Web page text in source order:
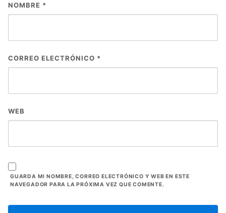
NOMBRE *
CORREO ELECTRÓNICO *
WEB
GUARDA MI NOMBRE, CORREO ELECTRÓNICO Y WEB EN ESTE
NAVEGADOR PARA LA PRÓXIMA VEZ QUE COMENTE.